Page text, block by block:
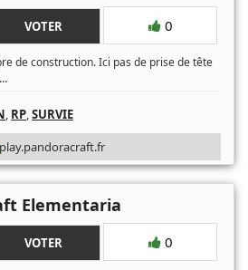
VOTER 0
de construction. Ici pas de prise de tête
...
, RP,SURVIE
Elementaria
VOTER 0